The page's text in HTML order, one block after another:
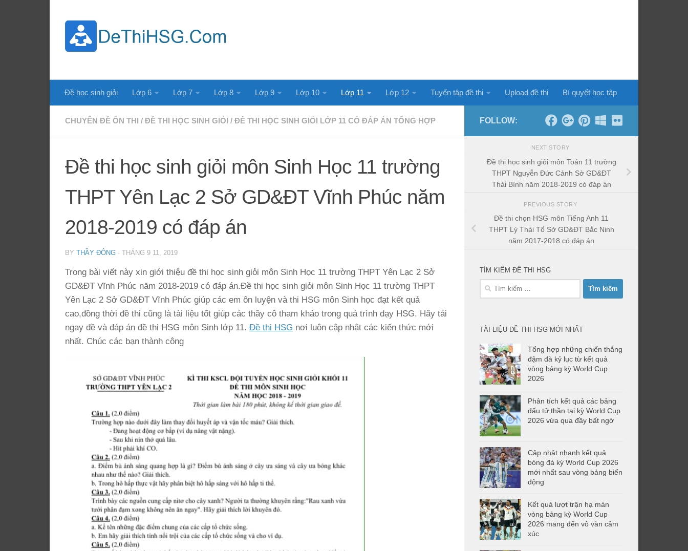
Đề học sinh giỏi Lớp 6 Lớp 7 Lớp 8 Lớp 9 Lớp 10 Lớp 11 Lớp 12 Tuyển tập đề thi Upload đề thi Bí quyết học tập
CHUYÊN ĐỀ ÔN THI / ĐỀ THI HỌC SINH GIỎI / ĐỀ THI HỌC SINH GIỎI LỚP 11 CÓ ĐÁP ÁN TỔNG HỢP
Đề thi học sinh giỏi môn Sinh Học 11 trường
THPT Yên Lạc 2 Sở GD&ĐT Vĩnh Phúc năm
2018-2019 có đáp án
BY THẦY ĐÔNG · THÁNG 9 11, 2019
Trong bài viết này xin giới thiệu đề thi học sinh giỏi môn Sinh Học 11 trường THPT Yên Lạc 2 Sở
GD&ĐT Vĩnh Phúc năm 2018-2019 có đáp án.Đề thi học sinh giỏi môn Sinh Học 11 trường THPT
Yên Lạc 2 Sở GD&ĐT Vĩnh Phúc giúp các em ôn luyện và thi HSG môn Sinh học đạt kết quả
cao,đồng thời đề thi cũng là tài liệu tốt giúp các thầy cô tham khảo trong quá trình dạy HSG. Hãy tải
ngay đề và đáp án đề thi HSG môn Sinh lớp 11. Đề thi HSG nơi luôn cập nhật các kiến thức mới
nhất. Chúc các bạn thành công
FOLLOW:
NEXT STORY
Đề thi học sinh giỏi môn Toán 11 trường
THPT Nguyễn Đức Cảnh Sở GD&ĐT
Thái Bình năm 2018-2019 có đáp án
PREVIOUS STORY
Đề thi chọn HSG môn Tiếng Anh 11
THPT Lý Thái Tổ Sở GD&ĐT Bắc Ninh
năm 2017-2018 có đáp án
TÌM KIẾM ĐỀ THI HSG
Tìm
TÀI LIỆU ĐỀ THI HSG MỚI NHẤT
Tổng hợp những chiến thắng
đậm đà kỷ lục từ kết quả
vòng bảng kỳ World Cup
2026
Phân tích kết quả các bảng
đấu tử thần tại kỳ World Cup
2026 vừa qua đầy bất ngờ
Cập nhật nhanh kết quả
bóng đá kỳ World Cup 2026
mới nhất sau vòng bảng biến
động
Kết quả lượt trận hạ màn
vòng bảng kỳ World Cup
2026 mang đến vô vàn cảm
xúc